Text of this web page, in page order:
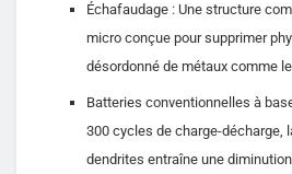
Échafaudage : Une structure
micro conçue pour supprimer
désordonné de métaux comme
Batteries conventionnelles à
300 cycles de charge-décharge,
dendrites entraîne une